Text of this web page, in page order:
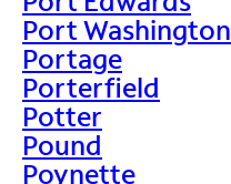
Port Washington
Portage
Porterfield
Potter
Pound
Poynette